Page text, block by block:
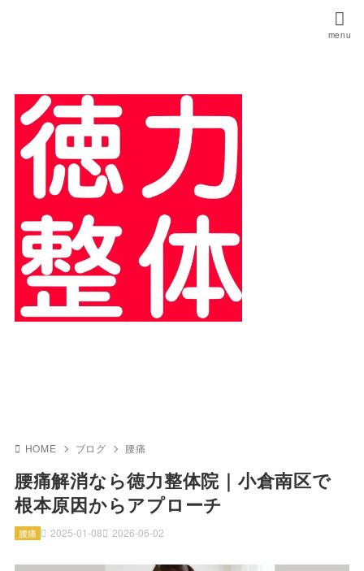
HOME ブログ 腰痛
腰痛解消なら徳力整体院｜小倉南区で
根本原因からアプローチ
2025-01-08 2026-06-02
腰痛